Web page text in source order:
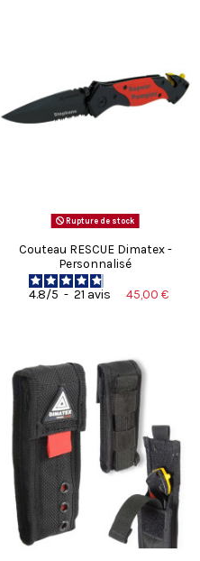
Rupture de stock
Couteau RESCUE Dimatex -
Personnalisé
4.8/5 - 21 avis 45,00 €